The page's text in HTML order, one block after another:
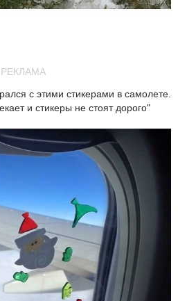
РЕКЛАМА
с этими стикерами в самолете.
и стикеры не стоят дорого"